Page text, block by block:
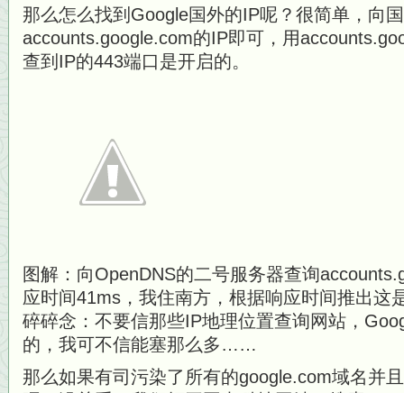
那么怎么找到Google国外的IP呢？很简单，向
accounts.google.com的IP即可，用
查到IP的443端口是开启的。
图解：向OpenDNS的二号服务器查询
应时间41ms，我住南方，根据响应时间推出这
碎碎念：不要信那些IP地理位置查询网站，
的，我可不信能塞那么多……
那么如果有司污染了所有的google.com域名并